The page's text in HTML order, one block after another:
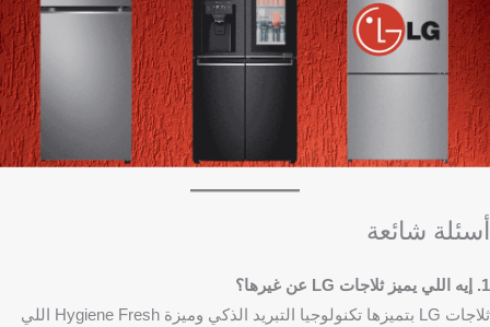
أسئلة شائعة
1. إيه اللي يميز ثلاجات LG عن غيرها؟
ثلاجات LG بتميزها تكنولوجيا التبريد الذكي وميزة Hygiene Fresh اللي